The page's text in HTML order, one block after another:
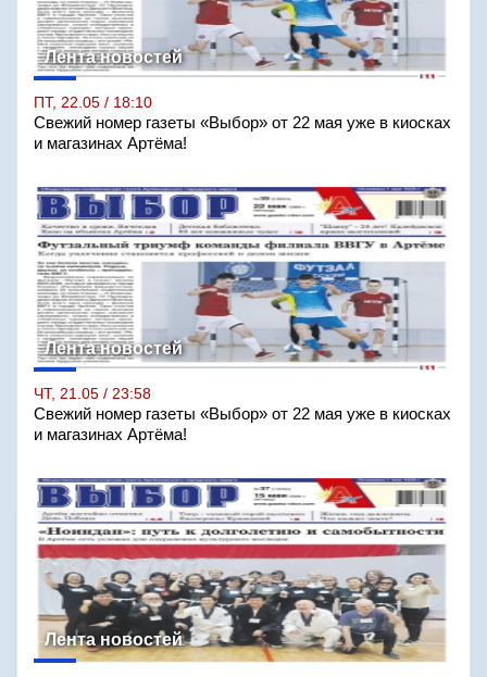
Лента новостей
ПТ, 22.05 / 18:10
Свежий номер газеты «Выбор» от 22 мая уже в киосках
и магазинах Артёма!
Лента новостей
ЧТ, 21.05 / 23:58
Свежий номер газеты «Выбор» от 22 мая уже в киосках
и магазинах Артёма!
Лента новостей